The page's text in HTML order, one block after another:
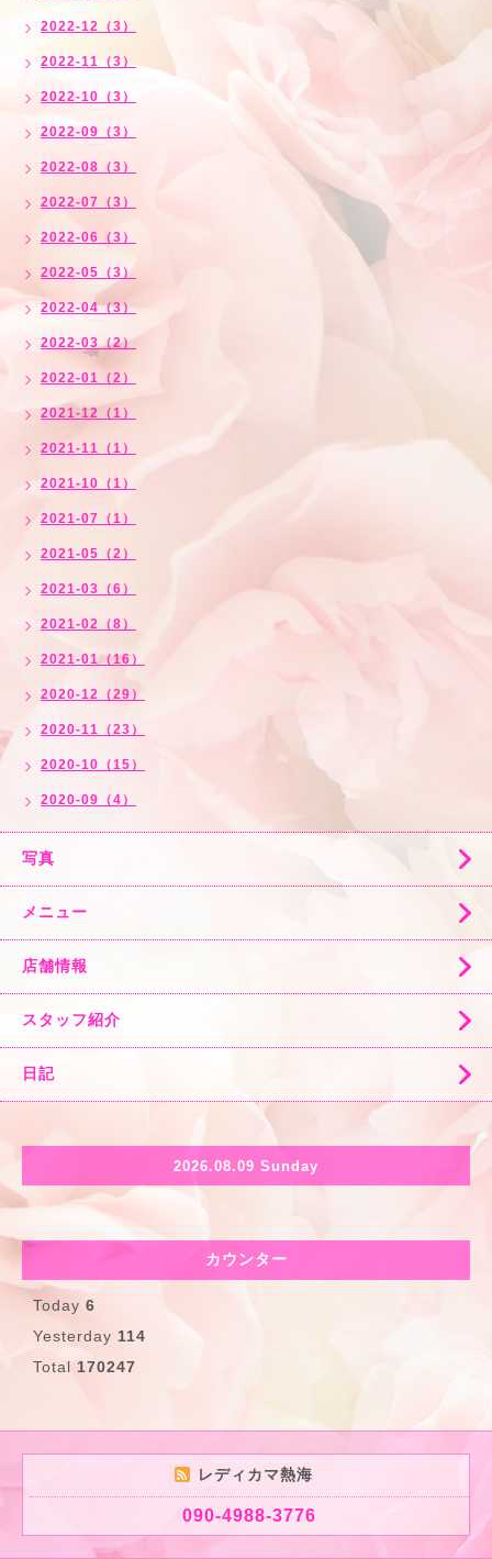
2022-12（3）
2022-11（3）
2022-10（3）
2022-09（3）
2022-08（3）
2022-07（3）
2022-06（3）
2022-05（3）
2022-04（3）
2022-03（2）
2022-01（2）
2021-12（1）
2021-11（1）
2021-10（1）
2021-07（1）
2021-05（2）
2021-03（6）
2021-02（8）
2021-01（16）
2020-12（29）
2020-11（23）
2020-10（15）
2020-09（4）
写真
メニュー
店舗情報
スタッフ紹介
日記
2026.08.09 Sunday
カウンター
Today 6
Yesterday 114
Total 170247
レディカマ熱海
090-4988-3776